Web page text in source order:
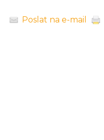
Poslat na e-mail